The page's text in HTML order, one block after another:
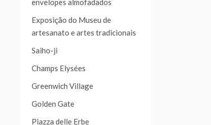
envelopes almofadados
Exposição do Museu de
artesanato e artes tradicionais
Saiho-ji
Champs Elysées
Greenwich Village
Golden Gate
Piazza delle Erbe